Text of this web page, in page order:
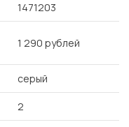
1471203
1 290 рублей
серый
2